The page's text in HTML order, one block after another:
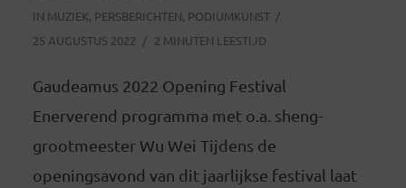
IN MUZIEK, PERSBERICHTEN, PODIUMKUNST
25 AUGUSTUS 2022
2 MINUTEN LEESTIJD
Gaudeamus 2022 Opening Festival
Enerverend programma met o.a. sheng-
grootmeester Wu Wei Tijdens de
openingsavond van dit jaarlijkse festival laat